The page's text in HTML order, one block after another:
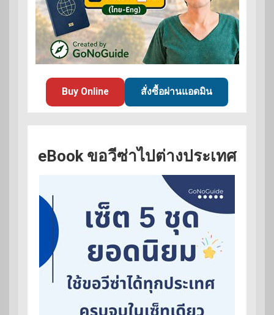
Buy Online สั่งซื้อผ่านแอดมิน
eBook ขอวีซ่าไปต่างประเทศ